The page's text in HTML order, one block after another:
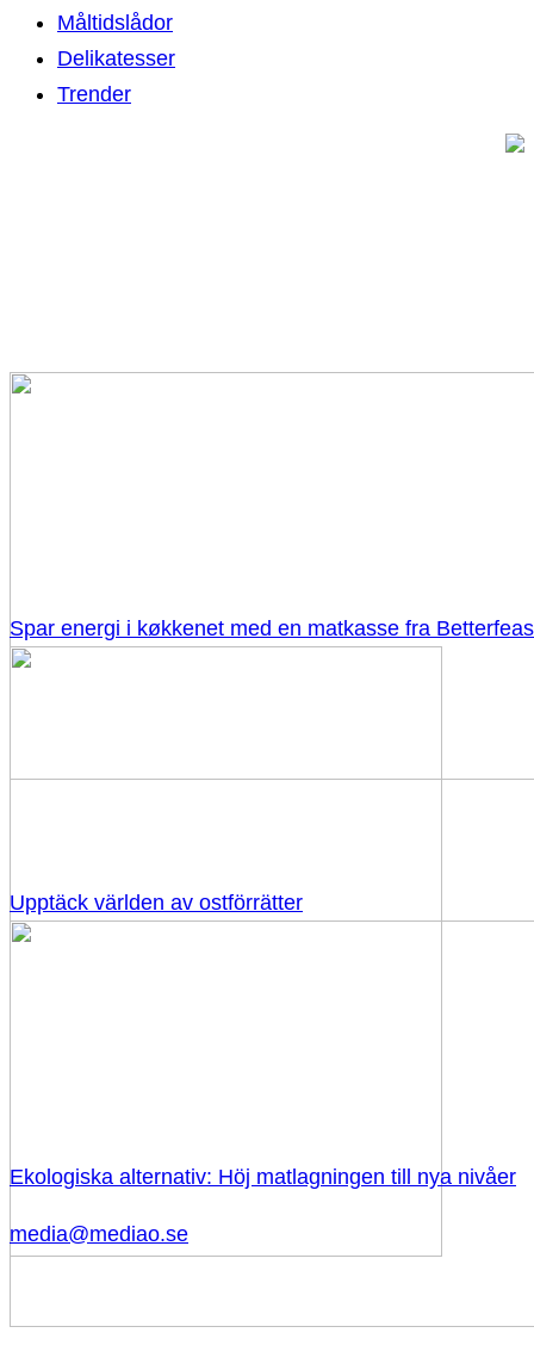
Måltidslådor
Delikatesser
Trender
Spar energi i køkkenet med en matkasse fra
Upptäck världen av ostförrätter
Ekologiska alternativ: Höj matlagningen till nya nivåer
media@mediao.se